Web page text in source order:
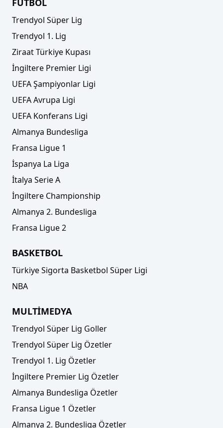
FUTBOL
Trendyol Süper Lig
Trendyol 1. Lig
Ziraat Türkiye Kupası
İngiltere Premier Ligi
UEFA Şampiyonlar Ligi
UEFA Avrupa Ligi
UEFA Konferans Ligi
Almanya Bundesliga
Fransa Ligue 1
İspanya La Liga
İtalya Serie A
İngiltere Championship
Almanya 2. Bundesliga
Fransa Ligue 2
BASKETBOL
Türkiye Sigorta Basketbol Süper Ligi
NBA
MULTİMEDYA
Trendyol Süper Lig Goller
Trendyol Süper Lig Özetler
Trendyol 1. Lig Özetler
İngiltere Premier Lig Özetler
Almanya Bundesliga Özetler
Fransa Ligue 1 Özetler
Almanya 2. Bundesliga Özetler